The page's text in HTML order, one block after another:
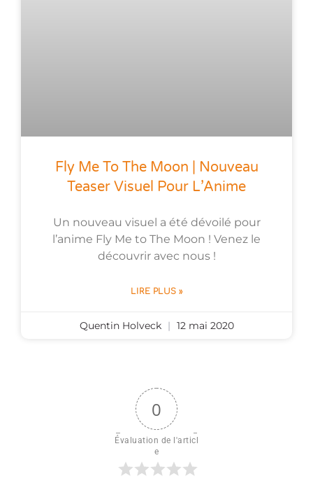
Fly Me To The Moon | Nouveau
Teaser Visuel Pour L’Anime
Un nouveau visuel a été dévoilé pour
l’anime Fly Me to The Moon ! Venez le
découvrir avec nous !
LIRE PLUS »
Quentin Holveck 12 mai 2020
0
Évaluation de l'articl
e